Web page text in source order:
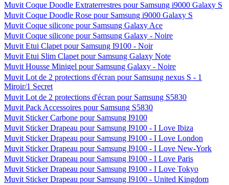
Muvit Coque Doodle Extraterrestres pour Samsung i9000 Galaxy S
Muvit Coque Doodle Rose pour Samsung i9000 Galaxy S
Muvit Coque silicone pour Samsung Galaxy Ace
Muvit Coque silicone pour Samsung Galaxy - Noire
Muvit Etui Clapet pour Samsung I9100 - Noir
Muvit Etui Slim Clapet pour Samsung Galaxy Note
Muvit Housse Minigel pour Samsung Galaxy - Noire
Muvit Lot de 2 protections d'écran pour Samsung nexus S - 1
Miroir/1 Secret
Muvit Lot de 2 protections d'écran pour Samsung S5830
Muvit Pack Accessoires pour Samsung S5830
Muvit Sticker Carbone pour Samsung I9100
Muvit Sticker Drapeau pour Samsung I9100 - I Love Ibiza
Muvit Sticker Drapeau pour Samsung I9100 - I Love London
Muvit Sticker Drapeau pour Samsung I9100 - I Love New-York
Muvit Sticker Drapeau pour Samsung I9100 - I Love Paris
Muvit Sticker Drapeau pour Samsung I9100 - I Love Tokyo
Muvit Sticker Drapeau pour Samsung I9100 - United Kingdom